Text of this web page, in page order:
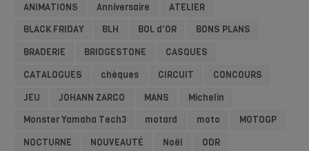
ANIMATIONS Anniversaire
ATELIER
BLACK FRIDAY
BLH BOL d'OR
BONS PLANS
BRADERIE
BRIDGESTONE
CASQUES
CATALOGUES
chèques CIRCUIT
CONCOURS
JEU
JOHANN ZARCO MANS
Michelin
Monster Yamaha Tech3
motard moto
MOTOGP
NOCTURNE
NOUVEAUTÉ Noël
ODR